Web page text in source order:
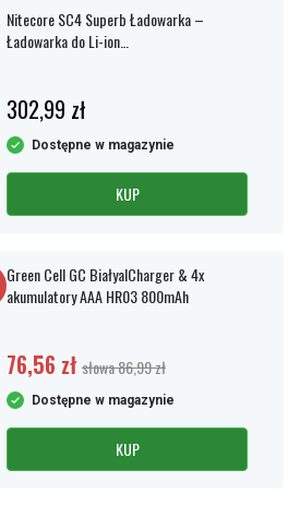
Nitecore SC4 Superb Ładowarka –
Ładowarka do Li-ion
302,99 zł
Dostępne w magazynie
KUP
Green Cell GC BiałyalCharger & 4x
akumulatory AAA HR03 800mAh
76,56 zł słowa 86,99 zł
Dostępne w magazynie
KUP